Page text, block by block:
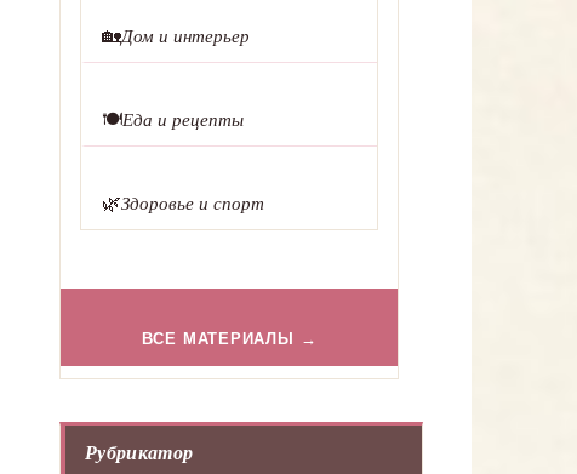
🏡Дом и интерьер
🍽️Еда и рецепты
🌿Здоровье и спорт
ВСЕ МАТЕРИАЛЫ →
Рубрикатор